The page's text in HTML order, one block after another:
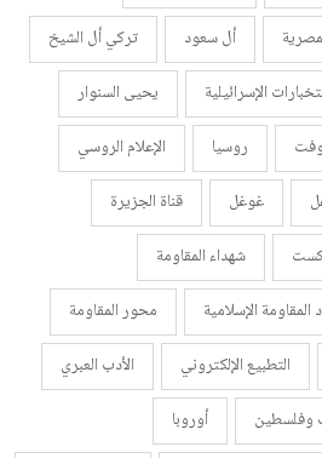
أل سعود
تركي أل الشيخ
الإسرائيلية
يحيى السنوار
روسيا
الإعلام الروسي
غوغل
قناة الجزيرة
شهداء المقاومة
المقاومة الإسلامية
محور المقاومة
التطبيع الإلكتروني
الأدب العبري
وفلسطين
أوروبا